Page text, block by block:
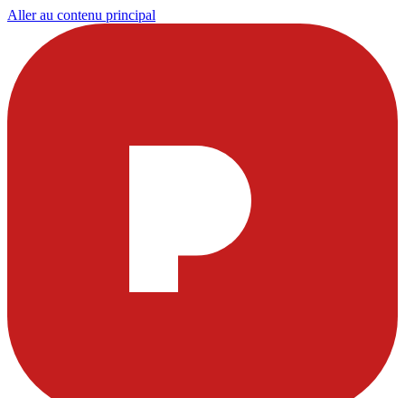
Aller au contenu principal